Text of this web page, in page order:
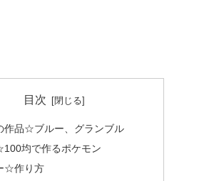
目次
作品☆ブルー、グランブル
均で作るポケモン
☆作り方